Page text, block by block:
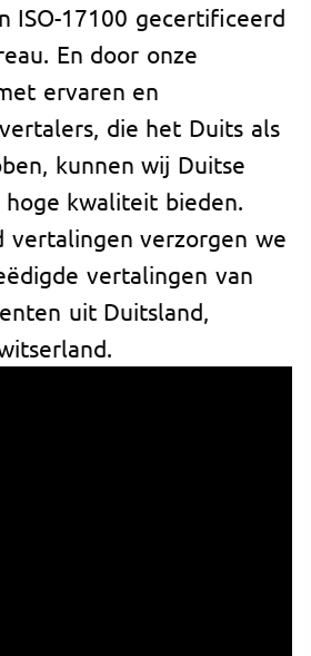
ISO-17100 gecertificeerd
En door onze
ervaren en
die het Duits als
kunnen wij Duitse
kwaliteit bieden.
vertalingen verzorgen we
vertalingen van
uit Duitsland,